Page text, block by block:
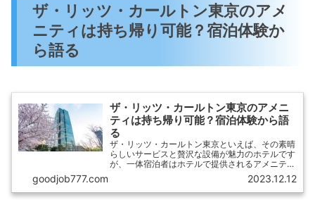
ザ・リッツ・カールトン東京のアメ
ニティは持ち帰り可能？宿泊体験か
ら語る
ザ・リッツ・カールトン東京のアメニ
ティは持ち帰り可能？宿泊体験から語
る
ザ・リッツ・カールトン東京といえば、その素晴
らしいサービスと贅沢な設備が魅力のホテルです
が、一体宿泊者はホテルで提供されるアメニティ
を持ち帰ることができるのでしょうか？この記事
では、筆者が自ら宿泊し、実際にアメニティを持
ち帰ることができたかを報告します。
goodjob777.com 2023.12.12